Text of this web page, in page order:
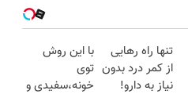
تنها راه رهایی
از کمر درد بدون
نیاز به دارو!
با این روش
توی
خونه،سفیدی و